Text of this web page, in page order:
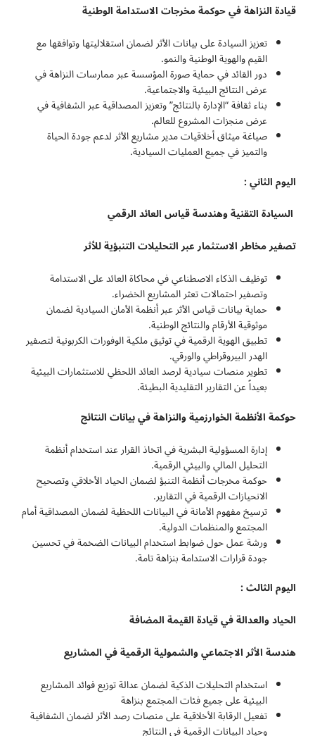
قيادة النزاهة في حوكمة مخرجات الاستدامة الوطنية
تعزيز السيادة على بيانات الأثر لضمان استقلاليتها وتوافقها مع
القيم والهوية الوطنية والنمو.
دور القائد في حماية صورة المؤسسة عبر ممارسات النزاهة في
عرض النتائج البيئية والاجتماعية.
بناء ثقافة “الإدارة بالنتائج” وتعزيز المصداقية عبر الشفافية في
عرض منجزات المشروع للعالم.
صياغة ميثاق أخلاقيات مدير مشاريع الأثر لدعم جودة الحياة
والتميز في جميع العمليات السيادية.
اليوم الثاني :
السيادة التقنية وهندسة قياس العائد الرقمي
تصفير مخاطر الاستثمار عبر التحليلات التنبؤية للأثر
توظيف الذكاء الاصطناعي في محاكاة العائد على الاستدامة
وتصفير احتمالات تعثر المشاريع الخضراء.
حماية بيانات قياس الأثر عبر أنظمة الأمان السيادية لضمان
موثوقية الأرقام والنتائج الوطنية.
تطبيق الهوية الرقمية في توثيق ملكية الوفورات الكربونية لتصفير
الهدر البيروقراطي والورقي.
تطوير منصات سيادية لرصد العائد اللحظي للاستثمارات البيئية
بعيداً عن التقارير التقليدية البطيئة.
حوكمة الأنظمة الخوارزمية والنزاهة في بيانات النتائج
إدارة المسؤولية البشرية في اتخاذ القرار عند استخدام أنظمة
التحليل المالي والبيئي الرقمية.
حوكمة مخرجات أنظمة التنبؤ لضمان الحياد الأخلاقي وتصحيح
الانحيازات الرقمية في التقارير.
ترسيخ مفهوم الأمانة في البيانات اللحظية لضمان المصداقية أمام
المجتمع والمنظمات الدولية.
ورشة عمل حول ضوابط استخدام البيانات الضخمة في تحسين
جودة قرارات الاستدامة بنزاهة تامة.
اليوم الثالث :
الحياد والعدالة في قيادة القيمة المضافة
هندسة الأثر الاجتماعي والشمولية الرقمية في المشاريع
استخدام التحليلات الذكية لضمان عدالة توزيع فوائد المشاريع
البيئية على جميع فئات المجتمع بنزاهة
تفعيل الرقابة الأخلاقية على منصات رصد الأثر لضمان الشفافية
وحياد البيانات الرقمية في النتائج